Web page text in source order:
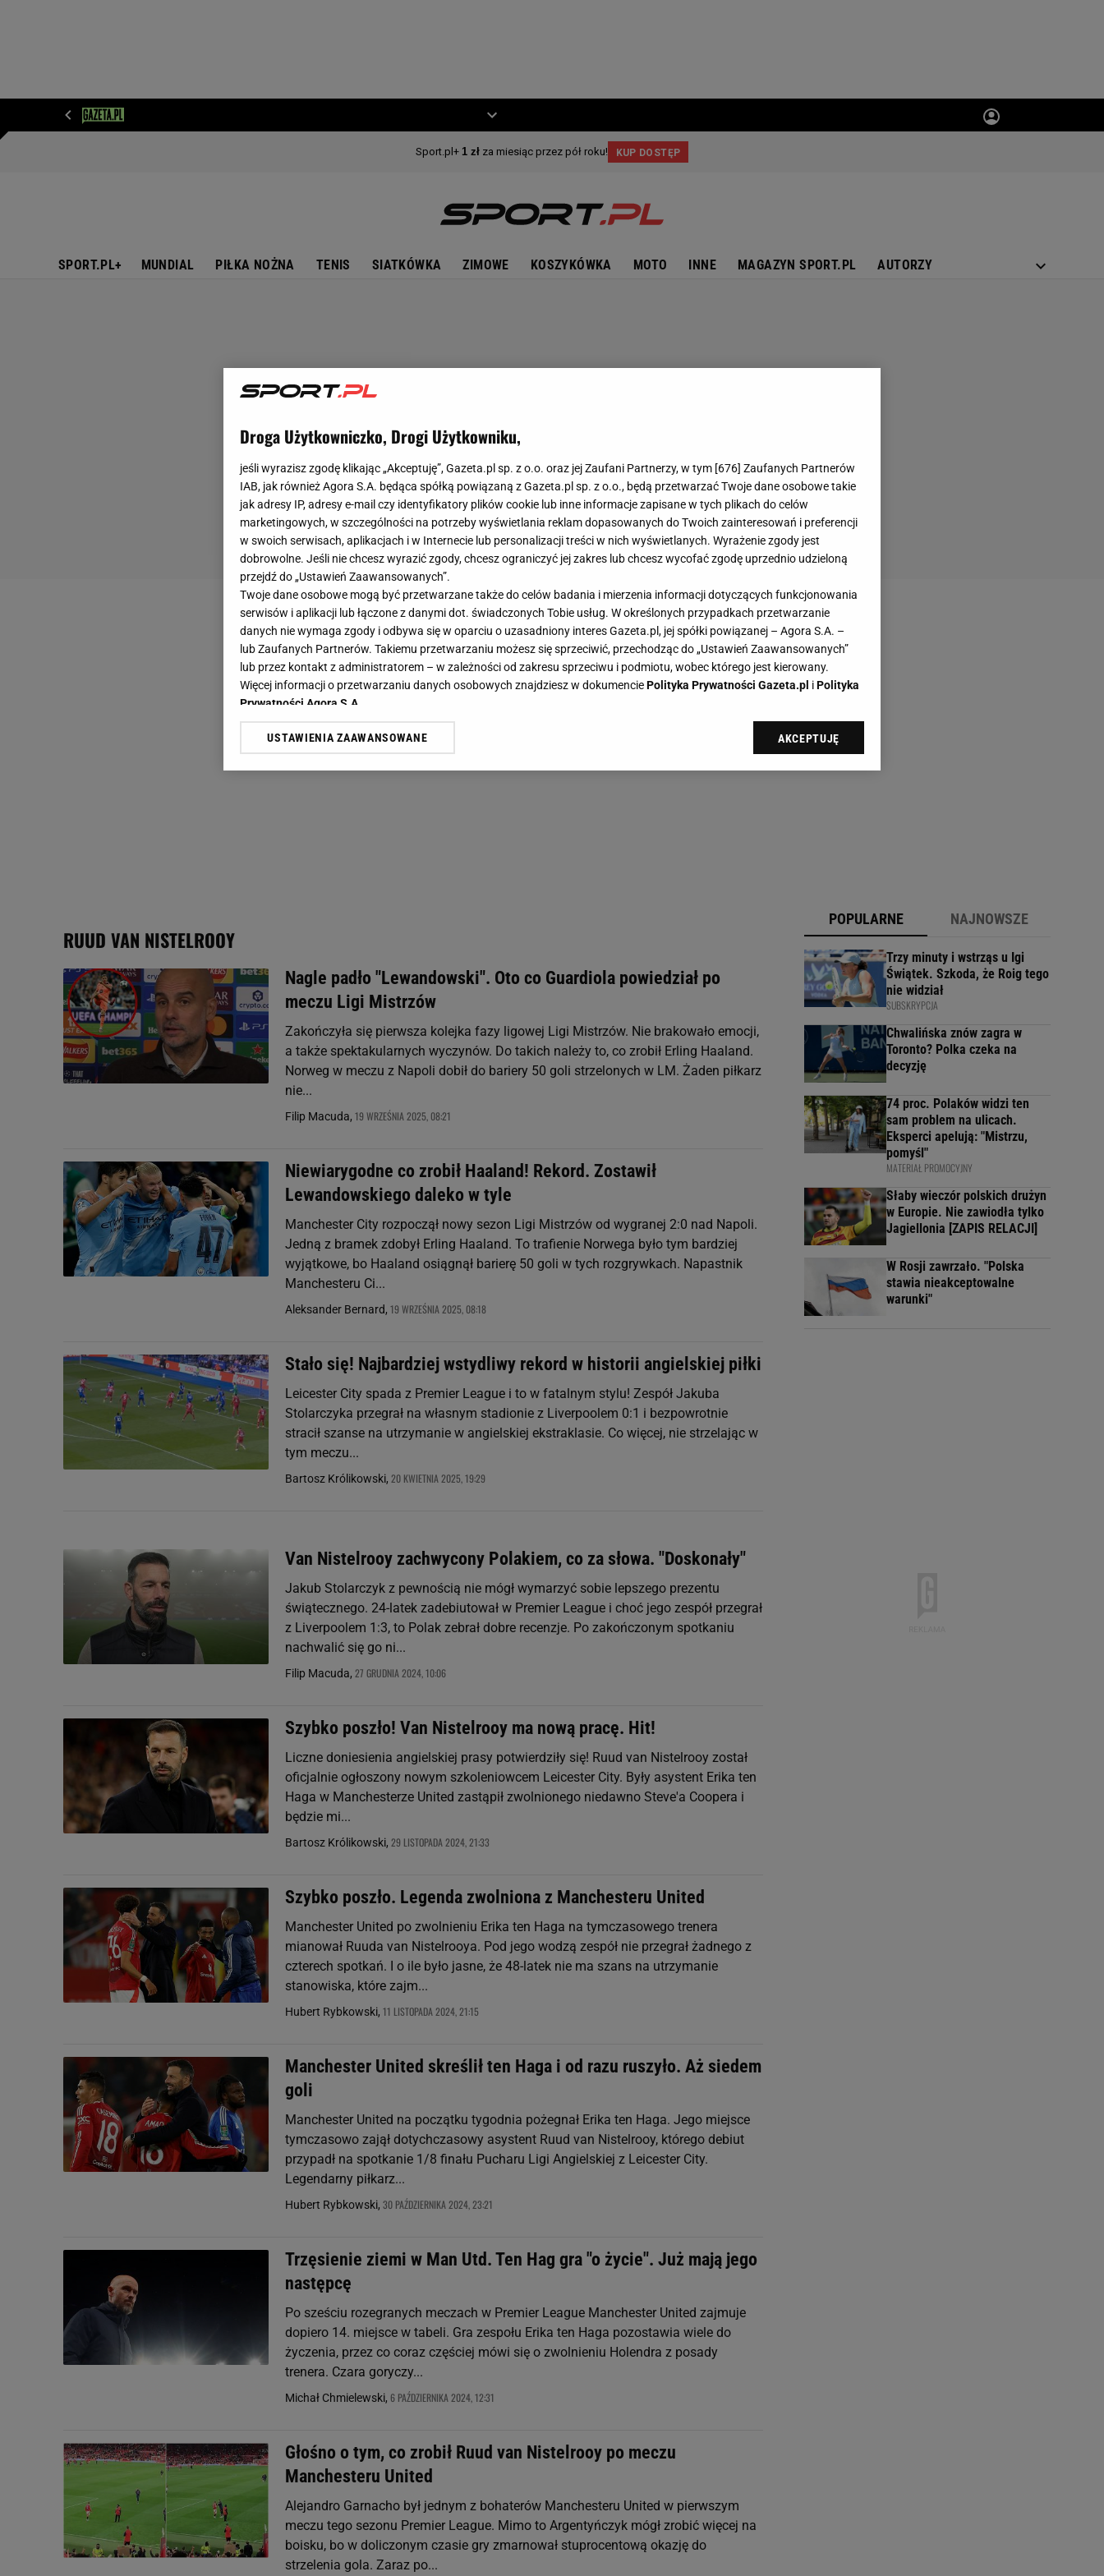
SPORT.PL+ MUNDIAL PIŁKA NOŻNA TENIS SIATKÓWKA ZIMOWE KOSZYKÓWKA MOTO INNE MAGAZYN SPORT.PL AUTORZY
RUUD VAN NISTELROOY
Nagle padło "Lewandowski". Oto co Guardiola powiedział po
meczu Ligi Mistrzów
Zakończyła się pierwsza kolejka fazy ligowej Ligi Mistrzów. Nie brakowało emocji,
a także spektakularnych wyczynów. Do takich należy to, co zrobił Erling Haaland.
Norweg w meczu z Napoli dobił do bariery 50 goli strzelonych w LM. Żaden piłkarz
nie...
Filip Macuda, 19 WRZEŚNIA 2025, 08:21
Niewiarygodne co zrobił Haaland! Rekord. Zostawił
Lewandowskiego daleko w tyle
Manchester City rozpoczął nowy sezon Ligi Mistrzów od wygranej 2:0 nad Napoli.
Jedną z bramek zdobył Erling Haaland. To trafienie Norwega było tym bardziej
wyjątkowe, bo Haaland osiągnął barierę 50 goli w tych rozgrywkach. Napastnik
Manchesteru Ci...
Aleksander Bernard, 19 WRZEŚNIA 2025, 08:18
Stało się! Najbardziej wstydliwy rekord w historii angielskiej piłki
Leicester City spada z Premier League i to w fatalnym stylu! Zespół Jakuba
Stolarczyka przegrał na własnym stadionie z Liverpoolem 0:1 i bezpowrotnie
stracił szanse na utrzymanie w angielskiej ekstraklasie. Co więcej, nie strzelając w
tym meczu...
Bartosz Królikowski, 20 KWIETNIA 2025, 19:29
Van Nistelrooy zachwycony Polakiem, co za słowa. "Doskonały"
Jakub Stolarczyk z pewnością nie mógł wymarzyć sobie lepszego prezentu
świątecznego. 24-latek zadebiutował w Premier League i choć jego zespół przegrał
z Liverpoolem 1:3, to Polak zebrał dobre recenzje. Po zakończonym spotkaniu
nachwalić się go ni...
Filip Macuda, 27 GRUDNIA 2024, 10:06
Szybko poszło! Van Nistelrooy ma nową pracę. Hit!
Liczne doniesienia angielskiej prasy potwierdziły się! Ruud van Nistelrooy został
oficjalnie ogłoszony nowym szkoleniowcem Leicester City. Były asystent Erika ten
Haga w Manchesterze United zastąpił zwolnionego niedawno Steve'a Coopera i
będzie mi...
Bartosz Królikowski, 29 LISTOPADA 2024, 21:33
Szybko poszło. Legenda zwolniona z Manchesteru United
Manchester United po zwolnieniu Erika ten Haga na tymczasowego trenera
mianował Ruuda van Nistelrooya. Pod jego wodzą zespół nie przegrał żadnego z
czterech spotkań. I o ile było jasne, że 48-latek nie ma szans na utrzymanie
stanowiska, które zajm...
Hubert Rybkowski, 11 LISTOPADA 2024, 21:15
Manchester United skreślił ten Haga i od razu ruszyło. Aż siedem
goli
Manchester United na początku tygodnia pożegnał Erika ten Haga. Jego miejsce
tymczasowo zajął dotychczasowy asystent Ruud van Nistelrooy, którego debiut
przypadł na spotkanie 1/8 finału Pucharu Ligi Angielskiej z Leicester City.
Legendarny piłkarz...
Hubert Rybkowski, 30 PAŹDZIERNIKA 2024, 23:21
Trzęsienie ziemi w Man Utd. Ten Hag gra "o życie". Już mają jego
następcę
Po sześciu rozegranych meczach w Premier League Manchester United zajmuje
dopiero 14. miejsce w tabeli. Gra zespołu Erika ten Haga pozostawia wiele do
życzenia, przez co coraz częściej mówi się o zwolnieniu Holendra z posady
trenera. Czara goryczy...
Michał Chmielewski, 6 PAŹDZIERNIKA 2024, 12:31
Głośno o tym, co zrobił Ruud van Nistelrooy po meczu
Manchesteru United
Alejandro Garnacho był jednym z bohaterów Manchesteru United w pierwszym
meczu tego sezonu Premier League. Mimo to Argentyńczyk mógł zrobić więcej na
boisku, bo w doliczonym czasie gry zmarnował stuprocentową okazję do
strzelenia gola. Zaraz po...
POPULARNE NAJNOWSZE
Trzy minuty i wstrząs u Igi
Świątek. Szkoda, że Roig tego
nie widział
SUBSKRYPCJA
Chwalińska znów zagra w
Toronto? Polka czeka na
decyzję
74 proc. Polaków widzi ten
sam problem na ulicach.
Eksperci apelują: "Mistrzu,
pomyśl"
MATERIAŁ PROMOCYJNY
Słaby wieczór polskich drużyn
w Europie. Nie zawiodła tylko
Jagiellonia [ZAPIS RELACJI]
W Rosji zawrzało. "Polska
stawia nieakceptowalne
warunki"
Droga Użytkowniczko, Drogi Użytkowniku,
jeśli wyrazisz zgodę klikając „Akceptuję”, Gazeta.pl sp. z o.o. oraz jej Zaufani Partnerzy, w tym [676] Zaufanych Partnerów
IAB, jak również Agora S.A. będąca spółką powiązaną z Gazeta.pl sp. z o.o., będą przetwarzać Twoje dane osobowe takie
jak adresy IP, adresy e-mail czy identyfikatory plików cookie lub inne informacje zapisane w tych plikach do celów
marketingowych, w szczególności na potrzeby wyświetlania reklam dopasowanych do Twoich zainteresowań i preferencji
w swoich serwisach, aplikacjach i w Internecie lub personalizacji treści w nich wyświetlanych. Wyrażenie zgody jest
dobrowolne. Jeśli nie chcesz wyrazić zgody, chcesz ograniczyć jej zakres lub chcesz wycofać zgodę uprzednio udzieloną
przejdź do „Ustawień Zaawansowanych”.
Twoje dane osobowe mogą być przetwarzane także do celów badania i mierzenia informacji dotyczących funkcjonowania
serwisów i aplikacji lub łączone z danymi dot. świadczonych Tobie usług. W określonych przypadkach przetwarzanie
danych nie wymaga zgody i odbywa się w oparciu o uzasadniony interes Gazeta.pl, jej spółki powiązanej – Agora S.A. –
lub Zaufanych Partnerów. Takiemu przetwarzaniu możesz się sprzeciwić, przechodząc do „Ustawień Zaawansowanych”
lub przez kontakt z administratorem – w zależności od zakresu sprzeciwu i podmiotu, wobec którego jest kierowany.
Więcej informacji o przetwarzaniu danych osobowych znajdziesz w dokumenciePolityka Prywatności Gazeta.pl iPolityka
Prywatności Agora S.A.
Klikając „Akceptuję” wyrażasz też zgodę na zainstalowanie i przechowywanie plików cookie Gazeta.pl sp. z o.o., jej
Zaufanych Partnerów i Agora S.A. na Twoim urządzeniu końcowym. Możesz w każdej chwili zmienić swoje preferencje
USTAWIENIA ZAAWANSOWANE AKCEPTUJĘ